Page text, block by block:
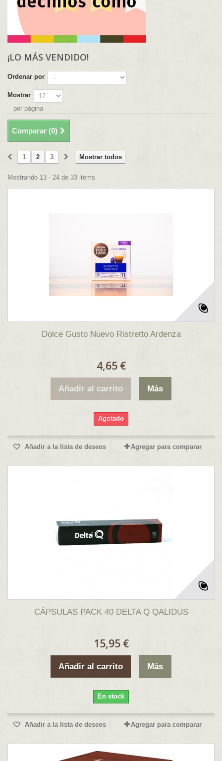
¡LO MÁS VENDIDO!
Ordenar por
Mostrar
por página
Comparar (0)
Mostrar todos
1 2 3
Mostrando 13 - 24 de 33 items
Dolce Gusto Nuevo Ristretto Ardenza
4,65 €
Añadir al carrito Más
Agotado
Añadir a la lista de deseos Agregar para comparar
CÁPSULAS PACK 40 DELTA Q QALIDUS
15,95 €
Añadir al carrito Más
En stock
Añadir a la lista de deseos Agregar para comparar